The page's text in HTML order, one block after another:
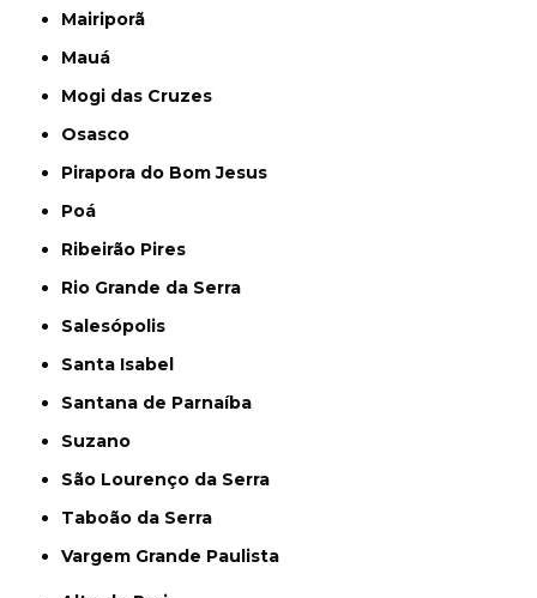
Mairiporã
Mauá
Mogi das Cruzes
Osasco
Pirapora do Bom Jesus
Poá
Ribeirão Pires
Rio Grande da Serra
Salesópolis
Santa Isabel
Santana de Parnaíba
Suzano
São Lourenço da Serra
Taboão da Serra
Vargem Grande Paulista